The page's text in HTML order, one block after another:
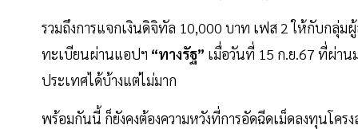
รวมถึงการแจกเงินดิจิทัล 10,000 บาท เฟส 2 ให้กับกลุ่
ทะเบียนผ่านแอปฯ “ทางรัฐ” เมื่อวันที่ 15 ก.ย.67 ที่ผ่าน
ประเทศได้บ้างแต่ไม่มาก
พร้อมกันนี้ ก็ยังคงต้องความหวังที่การอัดฉีดเม็ดลงทุนโค